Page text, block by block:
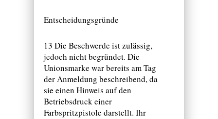
Entscheidungsgründe
13 Die Beschwerde ist zulässig,
jedoch nicht begründet. Die
Unionsmarke war bereits am Tag
der Anmeldung beschreibend, da
sie einen Hinweis auf den
Betriebsdruck einer
Farbspritzpistole darstellt. Ihr